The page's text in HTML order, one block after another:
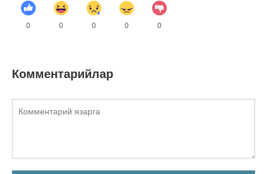
0 0 0 0 0
Комментарийлар